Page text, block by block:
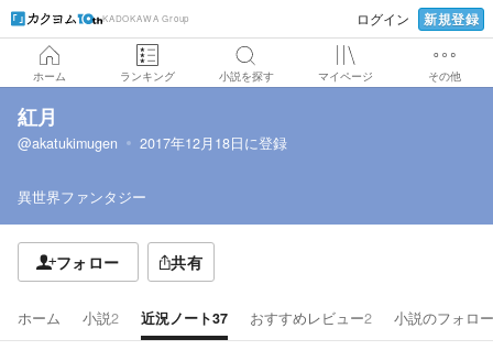
KADOKAWA Group ログイン 新規登録
ホーム ランキング 小説を探す マイページ その他
紅月
@akatukimugen 2017年12月18日に登録
異世界ファンタジー
フォロー 共有
ホーム 小説2 近況ノート37 おすすめレビュー2 小説のフォロー